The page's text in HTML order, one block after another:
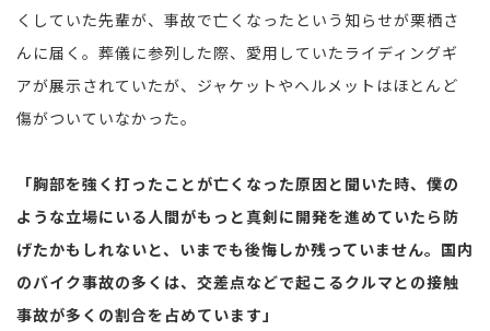
くしていた先輩が、事故で亡くなったという知らせが栗栖さ
んに届く。葬儀に参列した際、愛用していたライディングギ
アが展示されていたが、ジャケットやヘルメットはほとんど
傷がついていなかった。
「胸部を強く打ったことが亡くなった原因と聞いた時、僕の
ような立場にいる人間がもっと真剣に開発を進めていたら防
げたかもしれないと、いまでも後悔しか残っていません。国内
のバイク事故の多くは、交差点などで起こるクルマとの接触
事故が多くの割合を占めています」